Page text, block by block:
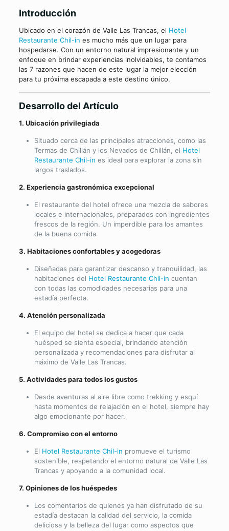
Introducción
Ubicado en el corazón de Valle Las Trancas, el Hotel
Restaurante Chil-in es mucho más que un lugar para
hospedarse. Con un entorno natural impresionante y un
enfoque en brindar experiencias inolvidables, te contamos
las 7 razones que hacen de este lugar la mejor elección
para tu próxima escapada a este destino único.
Desarrollo del Artículo
1. Ubicación privilegiada
Situado cerca de las principales atracciones, como las
Termas de Chillán y los Nevados de Chillán, el Hotel
Restaurante Chil-in es ideal para explorar la zona sin
largos traslados.
2. Experiencia gastronómica excepcional
El restaurante del hotel ofrece una mezcla de sabores
locales e internacionales, preparados con ingredientes
frescos de la región. Un imperdible para los amantes
de la buena comida.
3. Habitaciones confortables y acogedoras
Diseñadas para garantizar descanso y tranquilidad, las
habitaciones del Hotel Restaurante Chil-in cuentan
con todas las comodidades necesarias para una
estadía perfecta.
4. Atención personalizada
El equipo del hotel se dedica a hacer que cada
huésped se sienta especial, brindando atención
personalizada y recomendaciones para disfrutar al
máximo de Valle Las Trancas.
5. Actividades para todos los gustos
Desde aventuras al aire libre como trekking y esquí
hasta momentos de relajación en el hotel, siempre hay
algo emocionante por hacer.
6. Compromiso con el entorno
El Hotel Restaurante Chil-in promueve el turismo
sostenible, respetando el entorno natural de Valle Las
Trancas y apoyando a la comunidad local.
7. Opiniones de los huéspedes
Los comentarios de quienes ya han disfrutado de su
estadía destacan la calidad del servicio, la comida
deliciosa y la belleza del lugar como aspectos que